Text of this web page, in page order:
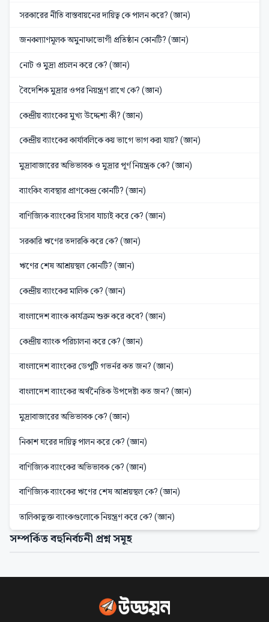
সরকারের নীতি বাস্তবায়নের দায়িত্ব কে পালন করে? (জ্ঞান)
জনকল্যাণমূলক অমুনাফাভোগী প্রতিষ্ঠান কোনটি? (জ্ঞান)
নোট ও মুদ্রা প্রচলন করে কে? (জ্ঞান)
বৈদেশিক মুদ্রার ওপর নিয়ন্ত্রণ রাখে কে? (জ্ঞান)
কেন্দ্রীয় ব্যাংকের মুখ্য উদ্দেশ্য কী? (জ্ঞান)
কেন্দ্রীয় ব্যাংকের কার্যাবলিকে কয় ভাগে ভাগ করা যায়? (জ্ঞান)
মুদ্রাবাজারের অভিভাবক ও মুদ্রার পূর্ণ নিয়ন্ত্রক কে? (জ্ঞান)
ব্যাংকিং ব্যবস্থার প্রাণকেন্দ্র কোনটি? (জ্ঞান)
বাণিজ্যিক ব্যাংকের হিসাব যাচাই করে কে? (জ্ঞান)
সরকারি ঋণের তদারকি করে কে? (জ্ঞান)
ঋণের শেষ আশ্রয়স্থল কোনটি? (জ্ঞান)
কেন্দ্রীয় ব্যাংকের মালিক কে? (জ্ঞান)
বাংলাদেশ ব্যাংক কার্যক্রম শুরু করে কবে? (জ্ঞান)
কেন্দ্রীয় ব্যাংক পরিচালনা করে কে? (জ্ঞান)
বাংলাদেশ ব্যাংকের ডেপুটি গভর্নর কত জন? (জ্ঞান)
বাংলাদেশ ব্যাংকের অর্থনৈতিক উপদেষ্টা কত জন? (জ্ঞান)
মুদ্রাবাজারের অভিভাবক কে? (জ্ঞান)
নিকাশ ঘরের দায়িত্ব পালন করে কে? (জ্ঞান)
বাণিজ্যিক ব্যাংকের অভিভাবক কে? (জ্ঞান)
বাণিজ্যিক ব্যাংকের ঋণের শেষ আশ্রয়স্থল কে? (জ্ঞান)
তালিকাভুক্ত ব্যাংকগুলোকে নিয়ন্ত্রণ করে কে? (জ্ঞান)
সম্পর্কিত বহুনির্বচনী প্রশ্ন সমূহ